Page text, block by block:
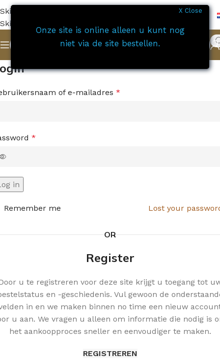
Skip to navigation
Skip to main content
of e-mailadres *
*
in
Lost your
Remember me
OR
Register
u te registreren voor deze site krijgt u toegang tot
en -geschiedenis. Vul gewoon de
in en we maken binnen no time een nieuw
u aan. We vragen u alleen om informatie die nodig is
het aankoopproces sneller en eenvoudiger te maken.
REGISTREREN
X Close
Onze site is online alleen u kunt nog
niet via de site bestellen.